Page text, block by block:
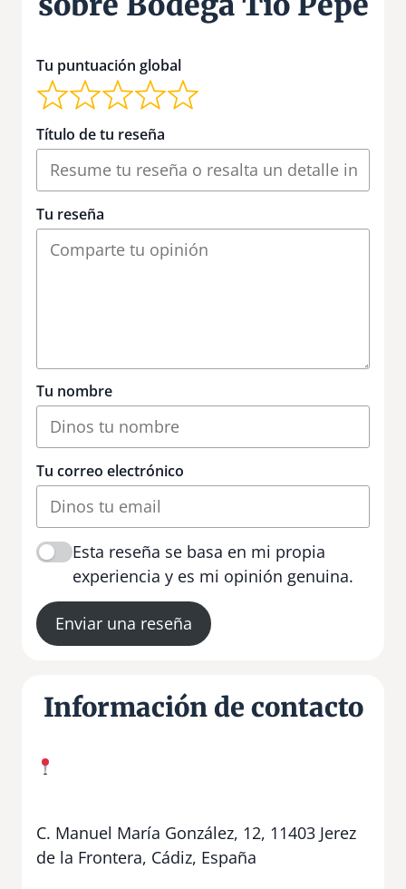
Tu puntuación global
Título de tu reseña
Tu reseña
Tu nombre
Tu correo electrónico
Esta reseña se basa en mi propia
experiencia y es mi opinión genuina.
Enviar una reseña
Información de contacto
C. Manuel María González, 12, 11403 Jerez
de la Frontera, Cádiz, España